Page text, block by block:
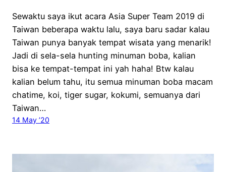
Sewaktu saya ikut acara Asia Super Team 2019 di
Taiwan beberapa waktu lalu, saya baru sadar kalau
Taiwan punya banyak tempat wisata yang menarik!
Jadi di sela-sela hunting minuman boba, kalian
bisa ke tempat-tempat ini yah haha! Btw kalau
kalian belum tahu, itu semua minuman boba macam
chatime, koi, tiger sugar, kokumi, semuanya dari
Taiwan…
14 May ’20